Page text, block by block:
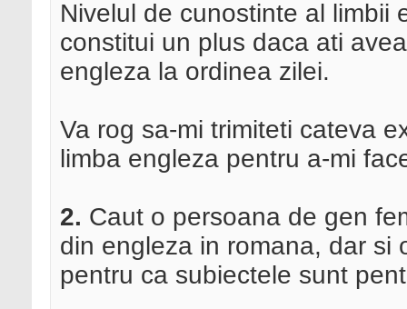
Nivelul de cunostinte al limbii
constitui un plus daca ati
engleza la ordinea zilei.
Va rog sa-mi trimiteti cateva
limba engleza pentru a-mi
2. Caut o persoana de gen
din engleza in romana, dar si
pentru ca subiectele sunt